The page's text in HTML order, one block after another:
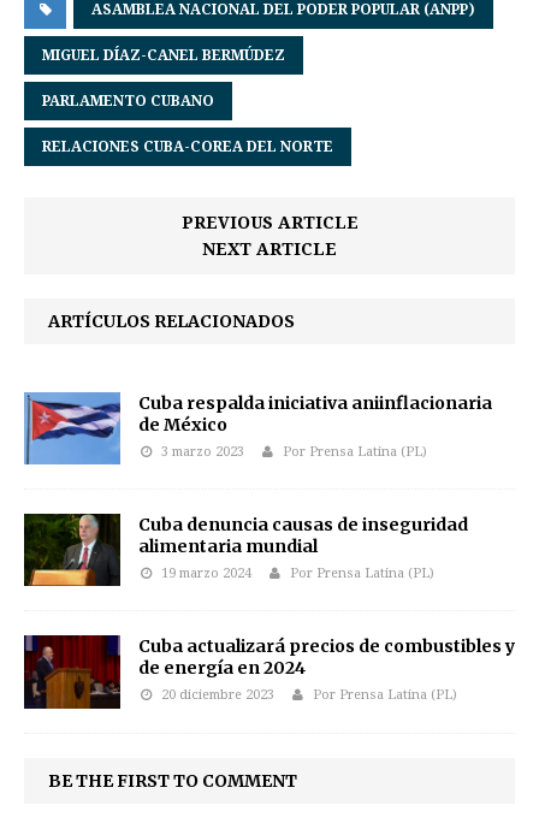
ASAMBLEA NACIONAL DEL PODER POPULAR (ANPP)
MIGUEL DÍAZ-CANEL BERMÚDEZ
PARLAMENTO CUBANO
RELACIONES CUBA-COREA DEL NORTE
PREVIOUS ARTICLE
NEXT ARTICLE
ARTÍCULOS RELACIONADOS
Cuba respalda iniciativa aniinflacionaria
de México
3 marzo 2023 Por Prensa Latina (PL)
Cuba denuncia causas de inseguridad
alimentaria mundial
19 marzo 2024 Por Prensa Latina (PL)
Cuba actualizará precios de combustibles y
de energía en 2024
20 diciembre 2023 Por Prensa Latina (PL)
BE THE FIRST TO COMMENT